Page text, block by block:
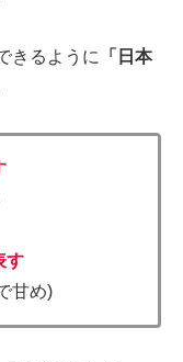
きるように
「日本
す
甘め)